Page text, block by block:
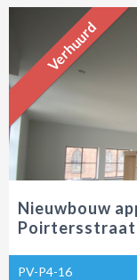
Verhuurd
Nieuwbouw
Poirtersstraat
PV-P4-16